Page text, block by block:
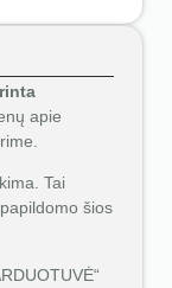
apie
Tai
šios